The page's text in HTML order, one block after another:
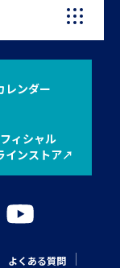
レンダー
ィシャル
インストア
よくある質問